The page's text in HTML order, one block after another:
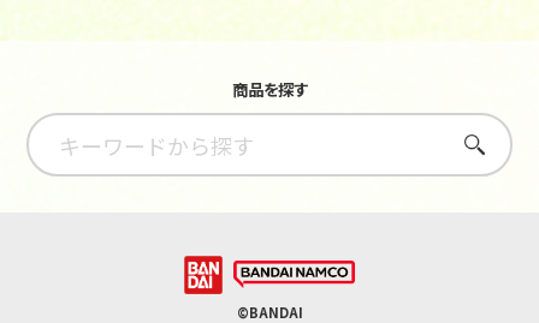
商品を探す
さがす
©BANDAI